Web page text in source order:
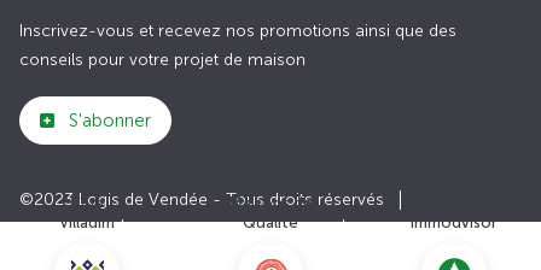
Club
Villadim
Maisons de
Qualité
Immodvisor
Inscrivez-vous et recevez nos promotions ainsi que des
conseils pour votre projet de maison
S'abonner
©2023 Logis de Vendée - Tous droits réservés
Plan du site
Paramètres des cookies
Politiques de Confidentialités